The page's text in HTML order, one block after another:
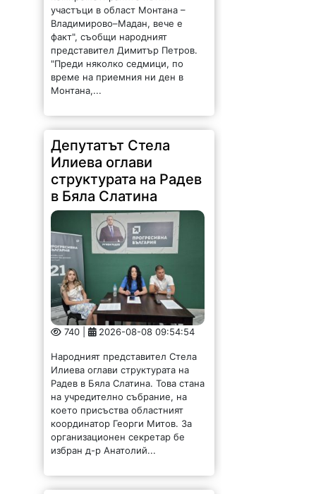
участъци в област Монтана –
Владимирово–Мадан, вече е
факт", съобщи народният
представител Димитър Петров.
"Преди няколко седмици, по
време на приемния ни ден в
Монтана,...
Депутатът Стела
Илиева оглави
структурата на Радев
в Бяла Слатина
740 | 2026-08-08 09:54:54
Народният представител Стела
Илиева оглави структурата на
Радев в Бяла Слатина. Това стана
на учредително събрание, на
което присъства областният
координатор Георги Митов. За
организационен секретар бе
избран д-р Анатолий...